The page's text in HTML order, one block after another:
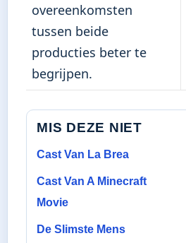
overeenkomsten
tussen beide
producties beter te
begrijpen.
MIS DEZE NIET
Cast Van La Brea
Cast Van A Minecraft
Movie
De Slimste Mens